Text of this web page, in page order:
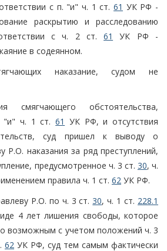
с п. "и" ч. 1 ст.61 УК РФ -
раскрытию и расследованию
с ч. 2 ст.61
УК РФ -
в содеянном.
наказание, судом не
смягчающего обстоятельства,
"и" ч. 1 ст.61 УК РФ, и отсутствия
суд пришел к выводу о
Р.О. наказания за ряд преступлений,
предусмотренное ч. 3 ст. 30, ч.
правила ч. 1 ст. 62 УК РФ.
Р.О. по ч. 3 ст.30, ч. 1 ст. 228.1
4 лет лишения свободы, которое
возможным с учетом положений ч. 3
62 УК РФ, суд тем самым фактически